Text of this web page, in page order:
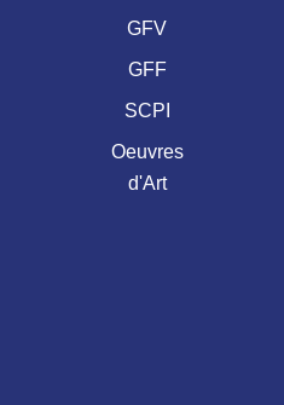
GFV
GFF
SCPI
Oeuvres
d'Art